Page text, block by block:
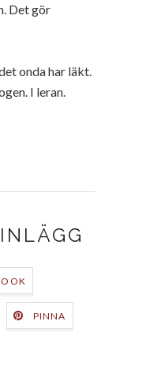
Det gör
onda har läkt.
I leran.
PINNA